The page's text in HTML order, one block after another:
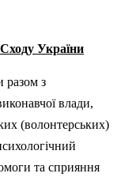
України
з
влади,
(волонтерських)
та сприяння